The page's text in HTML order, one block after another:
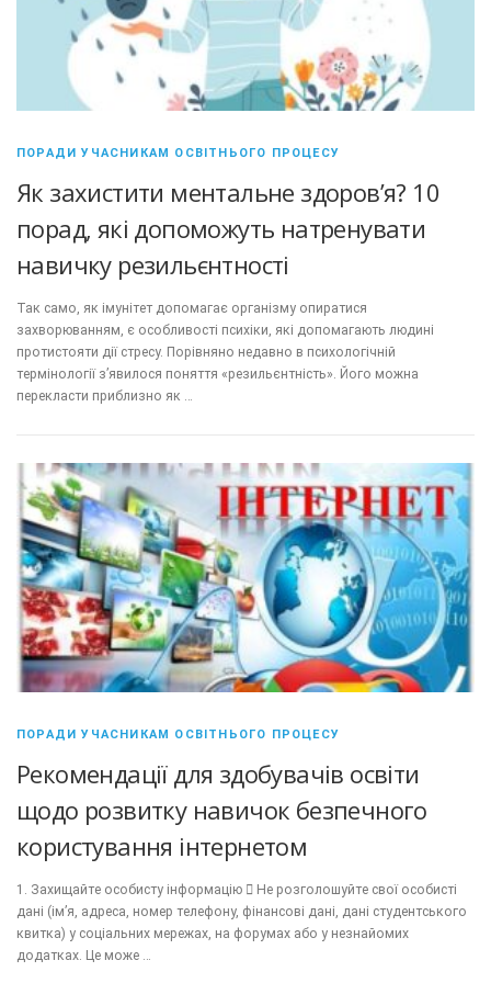
ПОРАДИ УЧАСНИКАМ ОСВІТНЬОГО ПРОЦЕСУ
Як захистити ментальне здоров’я? 10
порад, які допоможуть натренувати
навичку резильєнтності
Так само, як імунітет допомагає організму опиратися
захворюванням, є особливості психіки, які допомагають людині
протистояти дії стресу. Порівняно недавно в психологічній
термінології з’явилося поняття «резильєнтність». Його можна
перекласти приблизно як …
ПОРАДИ УЧАСНИКАМ ОСВІТНЬОГО ПРОЦЕСУ
Рекомендації для здобувачів освіти
щодо розвитку навичок безпечного
користування інтернетом
1. Захищайте особисту інформацію  Не розголошуйте свої особисті
дані (ім’я, адреса, номер телефону, фінансові дані, дані студентського
квитка) у соціальних мережах, на форумах або у незнайомих
додатках. Це може …